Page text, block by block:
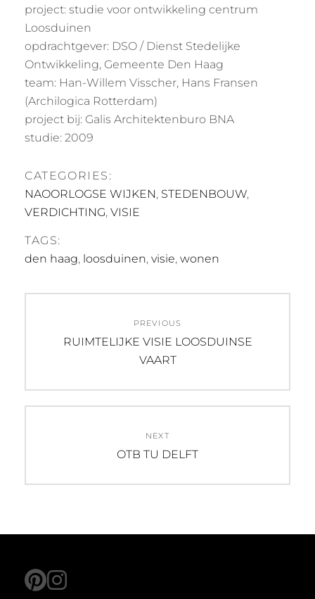
project: studie voor ontwikkeling centrum
Loosduinen
opdrachtgever: DSO / Dienst Stedelijke
Ontwikkeling, Gemeente Den Haag
team: Han-Willem Visscher, Hans Fransen
(Archilogica Rotterdam)
project bij: Galis Architektenburo BNA
studie: 2009
CATEGORIES:
NAOORLOGSE WIJKEN, STEDENBOUW,
VERDICHTING, VISIE
TAGS:
den haag, loosduinen, visie, wonen
navigation
PREVIOUS
Previous
RUIMTELIJKE VISIE LOOSDUINSE
VAART
NEXT
Next
OTB TU DELFT
pinterest
instagram